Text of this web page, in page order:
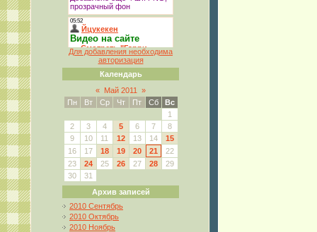
Для добавления необходима
авторизация
Календарь
« Май 2011
»
Пн
Вт Ср Чт Пт Сб
Вс
1
2
3 4 5 6 7
8
9
10 11 12 13 14
15
16
17 18 19 20 21
22
23
24 25 26 27 28
29
30
31
Архив записей
2010 Сентябрь
2010 Октябрь
2010 Ноябрь